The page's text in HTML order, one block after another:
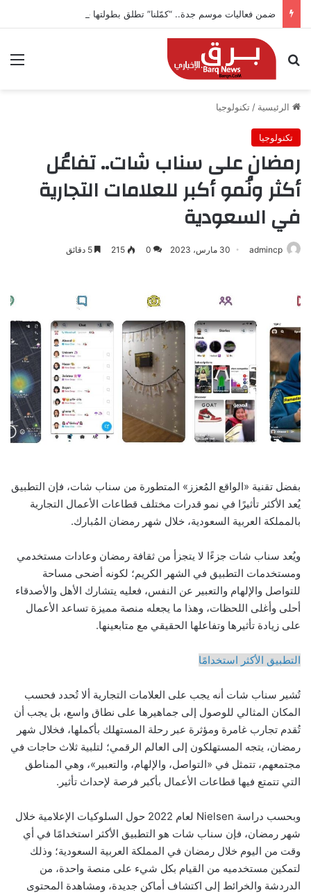
بحث عن
الرئيسية / تكنولوجيا
تكنولوجيا
رمضان على سناب شات.. تفاعُل
أكثر ونُمو أكبر للعلامات التجارية
في السعودية
admincp 30 مارس، 2023 0
215
بفضل تقنية «الواقع المُعزز» المتطورة من سناب شات، فإن التطبيق
يُعد الأكثر تأثيرًا في نمو قدرات مختلف قطاعات الأعمال التجارية
بالمملكة العربية السعودية، خلال شهر رمضان المُبارك.
ويُعد سناب شات جزءًا لا يتجزأ من ثقافة رمضان وعادات مستخدمي
ومستخدمات التطبيق في الشهر الكريم؛ لكونه أضحى مساحة
للتواصل والإلهام والتعبير عن النفس، فعليه يتشارك الأهل والأصدقاء
أحلى وأغلى اللحظات، وهذا ما يجعله منصة مميزة تساعد الأعمال
على زيادة تأثيرها وتفاعلها الحقيقي مع متابعينها.
التطبيق الأكثر استخدامًا
تُشير سناب شات أنه يجب على العلامات التجارية ألا تُحدد فحسب
المكان المثالي للوصول إلى جماهيرها على نطاق واسع، بل يجب أن
تُقدم تجارب غامرة ومؤثرة عبر رحلة المستهلك بأكملها، فخلال شهر
رمضان، يتجه المستهلكون إلى العالم الرقمي؛ لتلبية ثلاث حاجات في
مجتمعهم، تتمثل في «التواصل، والإلهام، والتعبير»، وهي المناطق
التي تتمتع فيها قطاعات الأعمال بأكبر فرصة لإحداث تأثير.
وبحسب دراسة Nielsen لعام 2022 حول السلوكيات الإعلامية خلال
شهر رمضان، فإن سناب شات هو التطبيق الأكثر استخدامًا في أي
وقت من اليوم خلال رمضان في المملكة العربية السعودية؛ وذلك
لتمكين مستخدميه من القيام بكل شيء على منصة واحدة، من
الدردشة والخرائط إلى اكتشاف أماكن جديدة، ومشاهدة المحتوى